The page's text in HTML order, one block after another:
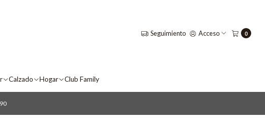
Seguimiento Acceso 0
Calzado Hogar Club Family